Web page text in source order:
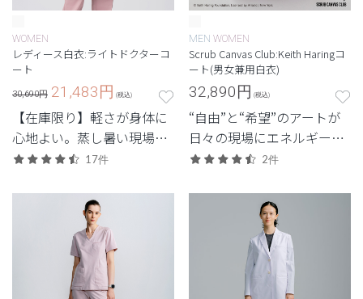
WOMEN
レディース白衣:ライトドクターコ
ート
30,690円 21,483円 (税込)
【在庫限り】軽さが身体に
心地よい。蒸し暑い現場で
重宝する軽量モデル。
17件
MEN WOMEN
Scrub Canvas Club:Keith Haringコ
ート(男女兼用白衣)
32,890円 (税込)
“自由”と“希望”のアートが
日々の現場にエネルギーを
もたらす。キース・ヘリン
2件